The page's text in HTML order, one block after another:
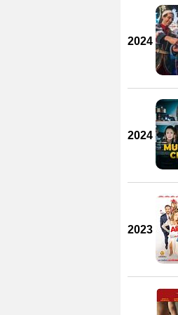
2024
2024
2023